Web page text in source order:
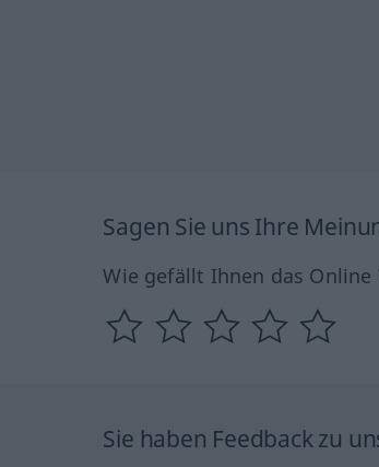
Sagen Sie uns Ihre
Wie gefällt Ihnen das Online
Sie haben Feedback zu